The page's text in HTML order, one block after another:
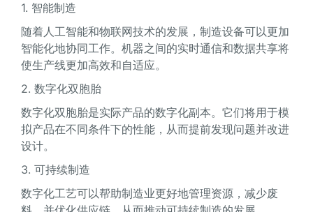
1. 智能制造
随着人工智能和物联网技术的发展，制造设备可以更加
智能化地协同工作。机器之间的实时通信和数据共享将
使生产线更加高效和自适应。
2. 数字化双胞胎
数字化双胞胎是实际产品的数字化副本。它们将用于模
拟产品在不同条件下的性能，从而提前发现问题并改进
设计。
3. 可持续制造
数字化工艺可以帮助制造业更好地管理资源，减少废